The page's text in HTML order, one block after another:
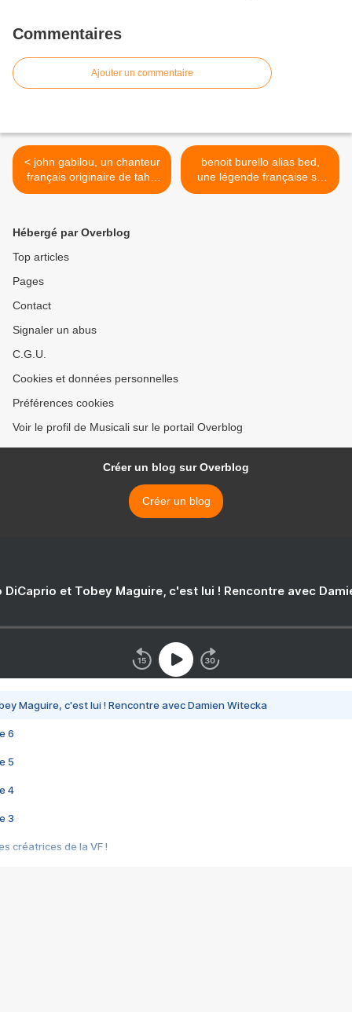
Commentaires
Ajouter un commentaire
< john gabilou, un chanteur
français originaire de tahiti
qui a représenté la france
benoit burello alias bed,
une légende française se
rapportant à mark hollis et
Hébergé par Overblog
Top articles
Pages
Contact
Signaler un abus
C.G.U.
Cookies et données personnelles
Préférences cookies
Voir le profil de Musicali sur le portail Overblog
Créer un blog sur Overblog
Créer un blog
DiCaprio et Tobey Maguire, c'est lui ! Rencontre avec
Maguire, c'est lui ! Rencontre avec Damien Witecka
6
5
4
3
créatrices de la VF !